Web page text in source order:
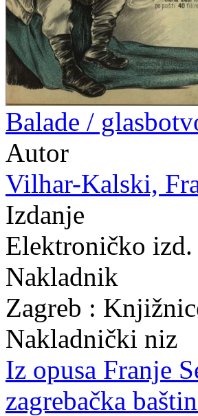
Balade /
Autor
Vilhar-Kalski,
Izdanje
Elektroničko
Nakladnik
Zagreb :
Nakladnički niz
Iz opusa Franje
zagrebačka